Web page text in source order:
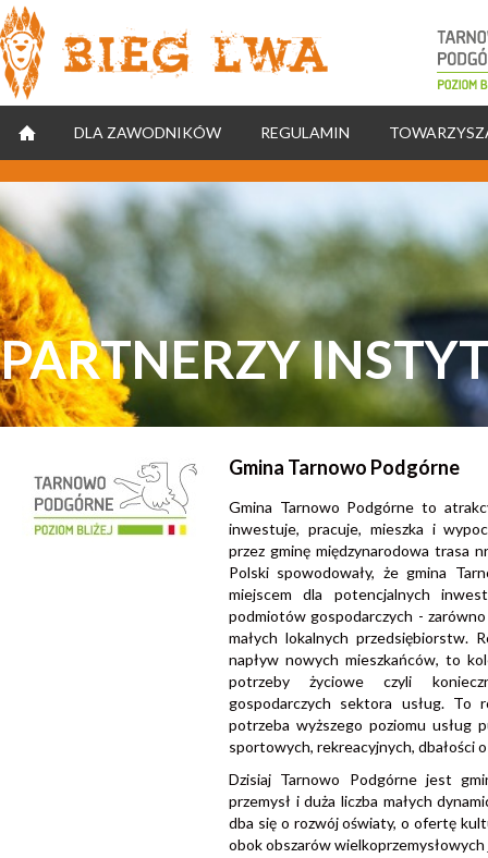
Natomiast w sekcji Body (też najlepiej jak najwyżej)
STRONA GŁÓWNA
DLA ZAWODNIKÓW REGULAMIN
PARTNERZY
Gmina Tarnowo Podgórne
Gmina Tarnowo Podgórne to
inwestuje, pracuje, mieszka i
przez gminę międzynarodowa trasa
Polski spowodowały, że gmina
miejscem dla potencjalnych
podmiotów gospodarczych -
małych lokalnych przedsiębiorstw.
napływ nowych mieszkańców, to
potrzeby życiowe czyli
gospodarczych sektora usług. To
potrzeba wyższego poziomu usług
sportowych, rekreacyjnych, dbałości
Dzisiaj Tarnowo Podgórne jest
przemysł i duża liczba małych
dba się o rozwój oświaty, o ofertę
obok obszarów